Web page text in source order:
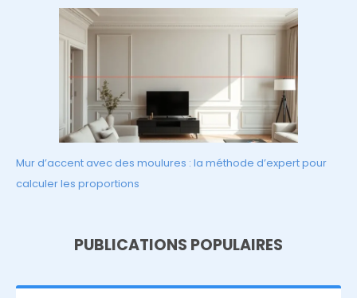
Mur d’accent avec des moulures : la méthode d’expert pour
calculer les proportions
PUBLICATIONS POPULAIRES